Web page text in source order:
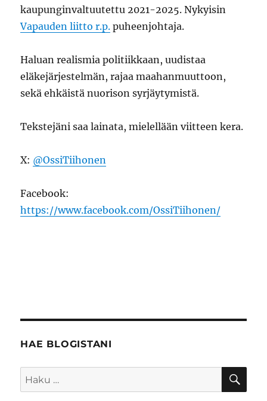
kaupunginvaltuutettu 2021-2025. Nykyisin
Vapauden liitto r.p. puheenjohtaja.
Haluan realismia politiikkaan, uudistaa
eläkejärjestelmän, rajaa maahanmuuttoon,
sekä ehkäistä nuorison syrjäytymistä.
Tekstejäni saa lainata, mielellään viitteen kera.
X: @OssiTiihonen
Facebook:
https://www.facebook.com/OssiTiihonen/
HAE BLOGISTANI
Etsi: